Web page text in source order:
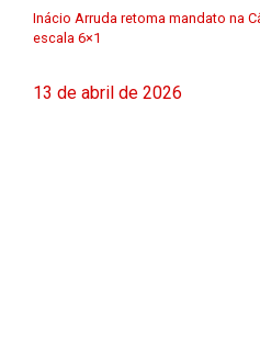
Inácio Arruda retoma mandato na
escala 6×1
13 de abril de 2026